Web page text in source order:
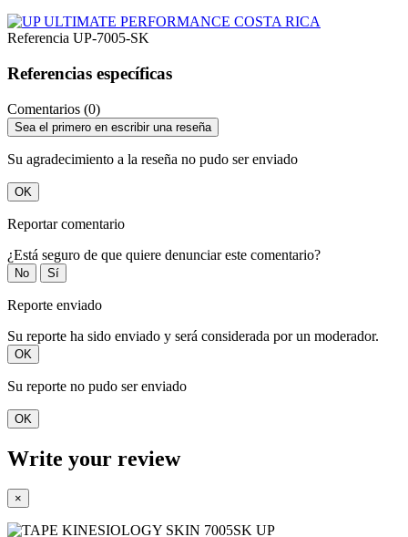
Referencia UP-7005-SK
Referencias específicas
Comentarios (0)
Sea el primero en escribir una reseña
Su agradecimiento a la reseña no pudo ser enviado
OK
Reportar comentario
¿Está seguro de que quiere denunciar este comentario?
No Sí
Reporte enviado
Su reporte ha sido enviado y será considerada por un moderador.
OK
Su reporte no pudo ser enviado
OK
Write your review
×